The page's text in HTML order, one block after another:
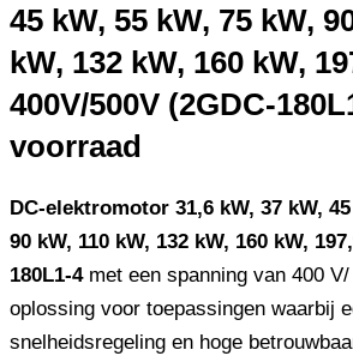
45 kW, 55 kW, 75 kW,
kW, 132 kW, 160 kW,
400V/500V (2GDC-
voorraad
DC-elektromotor 31,6 kW, 37 kW,
90 kW, 110 kW, 132 kW, 160 kW,
180L1-4met een spanning van 400
oplossing voor toepassingen waarbij
snelheidsregeling en hoge